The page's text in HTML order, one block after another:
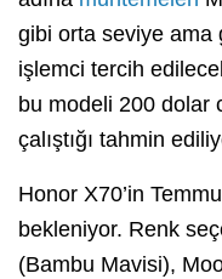
gibi orta seviye ama
işlemci tercih
bu modeli 200 dolar
çalıştığı tahmin
Honor X70’in
bekleniyor. Renk
(Bambu Mavisi),